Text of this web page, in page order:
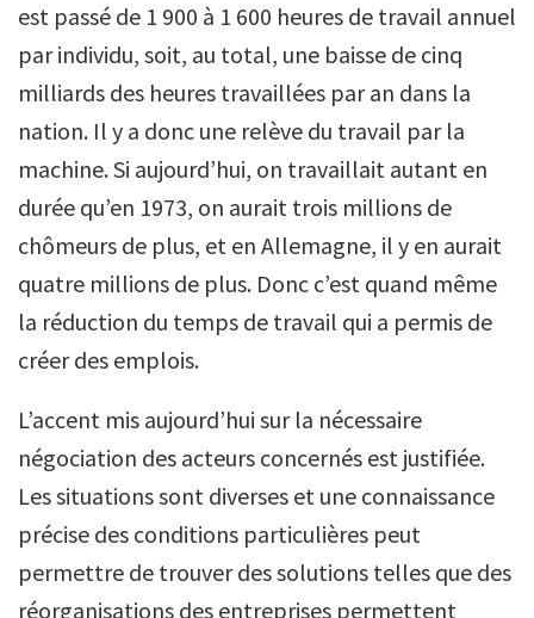
est passé de 1 900 à 1 600 heures de travail annuel
par individu, soit, au total, une baisse de cinq
milliards des heures travaillées par an dans la
nation. Il y a donc une relève du travail par la
machine. Si aujourd’hui, on travaillait autant en
durée qu’en 1973, on aurait trois millions de
chômeurs de plus, et en Allemagne, il y en aurait
quatre millions de plus. Donc c’est quand même
la réduction du temps de travail qui a permis de
créer des emplois.
L’accent mis aujourd’hui sur la nécessaire
négociation des acteurs concernés est justifiée.
Les situations sont diverses et une connaissance
précise des conditions particulières peut
permettre de trouver des solutions telles que des
réorganisations des entreprises permettent